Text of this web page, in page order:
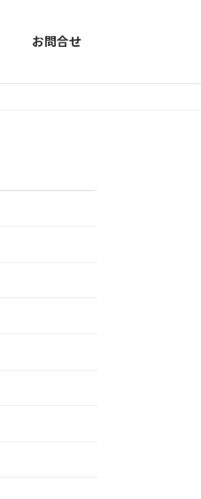
お問合せ